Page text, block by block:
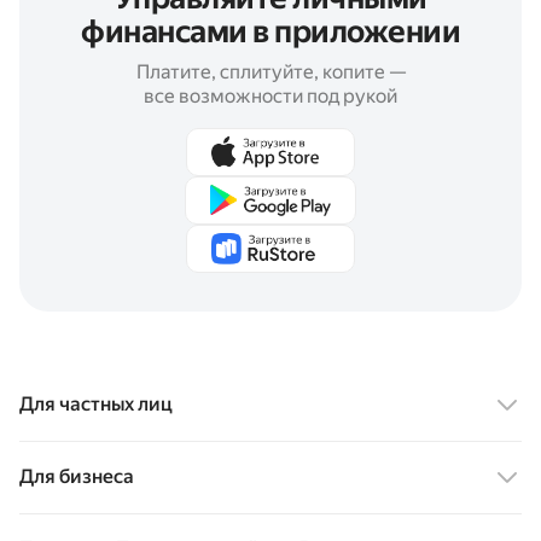
финансами в приложении
Платите, сплитуйте, копите —
все возможности под рукой
Для частных лиц
Финансовые продукты
Для бизнеса
Сервисы для бизнеса